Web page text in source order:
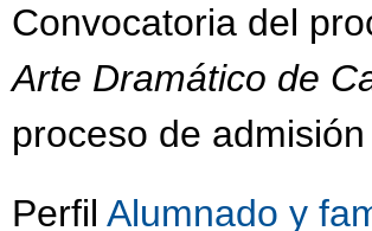
Convocatoria del
Arte Dramático de
proceso de
Perfil Alumnado y